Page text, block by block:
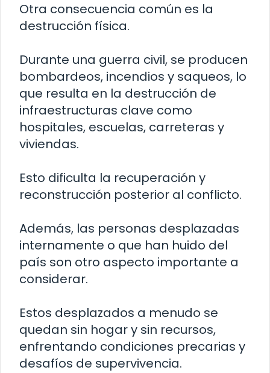
Otra consecuencia común es la
destrucción física.
Durante una guerra civil, se producen
bombardeos, incendios y saqueos, lo
que resulta en la destrucción de
infraestructuras clave como
hospitales, escuelas, carreteras y
viviendas.
Esto dificulta la recuperación y
reconstrucción posterior al conflicto.
Además, las personas desplazadas
internamente o que han huido del
país son otro aspecto importante a
considerar.
Estos desplazados a menudo se
quedan sin hogar y sin recursos,
enfrentando condiciones precarias y
desafíos de supervivencia.